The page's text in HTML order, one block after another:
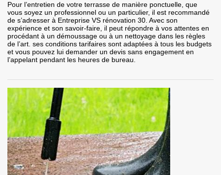
Pour l’entretien de votre terrasse de manière ponctuelle, que
vous soyez un professionnel ou un particulier, il est recommandé
de s’adresser à Entreprise VS rénovation 30. Avec son
expérience et son savoir-faire, il peut répondre à vos attentes en
procédant à un démoussage ou à un nettoyage dans les règles
de l’art. ses conditions tarifaires sont adaptées à tous les budgets
et vous pouvez lui demander un devis sans engagement en
l’appelant pendant les heures de bureau.